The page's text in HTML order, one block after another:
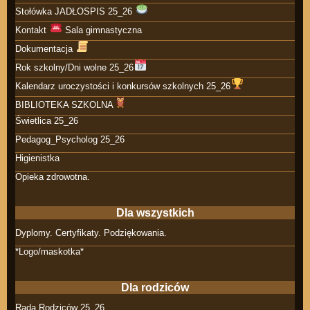
Stołówka JADŁOSPIS 25_26
Kontakt
Sala gimnastyczna
Dokumentacja
Rok szkolny/Dni wolne 25_26
Kalendarz uroczystości i konkursów szkolnych 25_26
BIBLIOTEKA SZKOLNA
Świetlica 25_26
Pedagog_Psycholog 25_26
Higienistka
Opieka zdrowotna.
Dla wszystkich
Dyplomy. Certyfikaty. Podziękowania.
*Logo/maskotka*
Dla rodziców
Rada Rodziców 25_26